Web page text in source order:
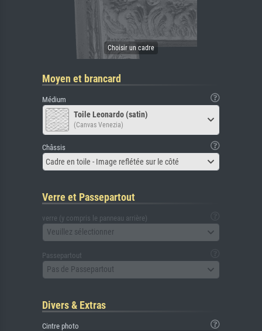
Moyen et brancard
Médium
Toile Leonardo (satin)
(Canvas Venezia)
Châssis
Cadre en toile - Image reflétée sur le côté
Verre et Passepartout
verre (y compris le panneau arrière)
Veuillez sélectionner
Passepartout
Pas de Passepartout
Divers & Extras
Cintre photo